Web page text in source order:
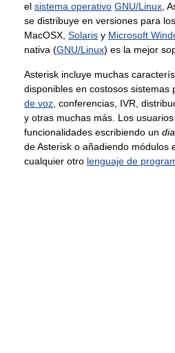
el sistema operativo GNU/Linux ,
se distribuye en versiones para
MacOSX, Solaris y Microsoft
nativa (GNU/Linux) es la mejor
Asterisk incluye muchas
disponibles en costosos sistemas
de voz , conferencias, IVR,
y otras muchas más. Los
funcionalidades escribiendo un
de Asterisk o añadiendo módulos
cualquier otro lenguaje de